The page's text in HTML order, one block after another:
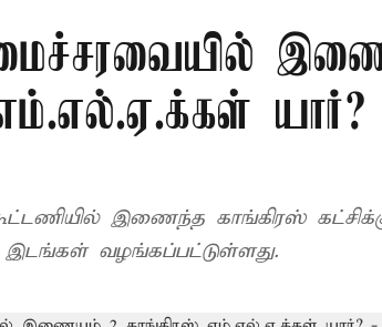
கூட்டணியில் இணைந்த காங்கிரஸ்
வழங்கப்பட்டுள்ளது.